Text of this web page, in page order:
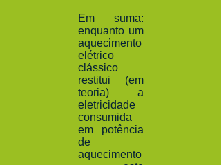
Em suma:
enquanto um
aquecimento
elétrico
clássico
restitui (em
teoria) a
eletricidade
consumida
em potência
de
aquecimento